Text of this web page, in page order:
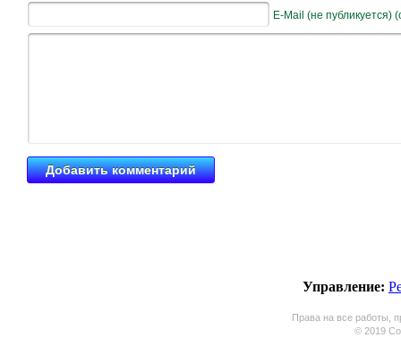
E-Mail (не публикуется)
Управление:
Права на все работы,
© 2019